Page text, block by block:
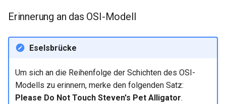
Erinnerung an das OSI-Modell
Eselsbrücke
Um sich an die Reihenfolge der Schichten des OSI-
Modells zu erinnern, merke den folgenden Satz:
Please Do Not Touch Steven's Pet Alligator.